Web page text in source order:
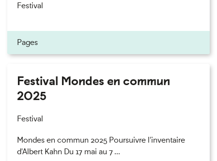
Festival
Pages
Festival Mondes en commun
2025
Festival
Mondes en commun 2025 Poursuivre l'inventaire
d'Albert Kahn Du 17 mai au 7 ...